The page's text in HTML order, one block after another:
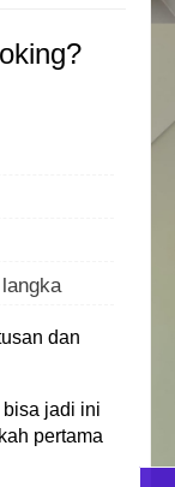
dan
jadi ini
pertama